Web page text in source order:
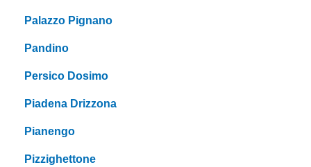
Palazzo Pignano
Pandino
Persico Dosimo
Piadena Drizzona
Pianengo
Pizzighettone